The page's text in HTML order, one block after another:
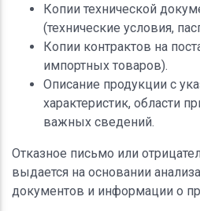
Копии технической
(технические условия,
Копии контрактов на
импортных товаров).
Описание продукции с
характеристик, области
важных сведений.
Отказное письмо или
выдается на основании
документов и информации о